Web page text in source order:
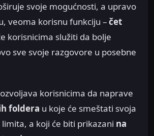
svoje mogućnosti, a upravo
veoma korisnu funkciju –čet
korisnicima služiti da bolje
sve svoje razgovore u posebne
korisnicima da naprave
foldera u koje će smeštati svoja
a koji će biti prikazani na